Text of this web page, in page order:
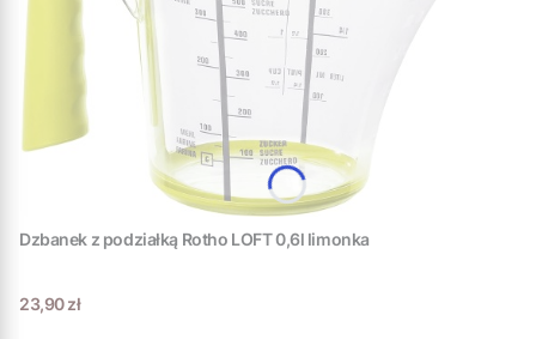
Dzbanek z podziałką Rotho LOFT 0,6l limonka
Cena
23,90 zł